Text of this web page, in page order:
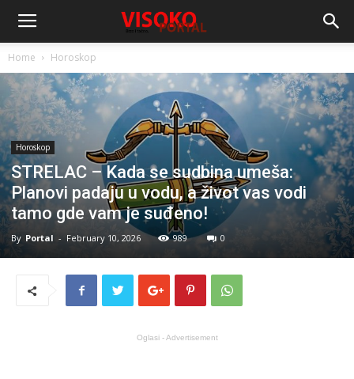
Home Horoskop
Horoskop
STRELAC – Kada se sudbina umeša:
Planovi padaju u vodu, a život vas vodi
tamo gde vam je suđeno!
By Portal - February 10, 2026 989 0
Oglasi - Advertisement